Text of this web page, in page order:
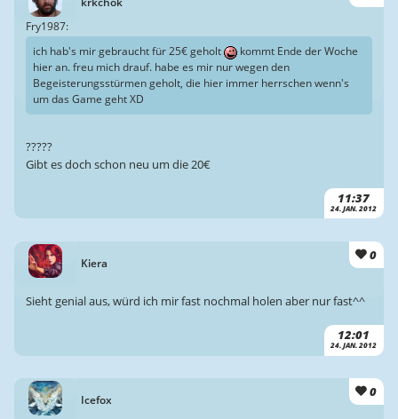
11:37
24. JAN. 2012
Fry1987:
ich hab's mir gebraucht für 25€ geholt
kommt Ende der Woche
hier an. freu mich drauf. habe es mir nur wegen den
Begeisterungsstürmen geholt, die hier immer herrschen wenn's
um das Game geht XD
?????
Gibt es doch schon neu um die 20€
Kiera
0
12:01
24. JAN. 2012
Sieht genial aus, würd ich mir fast nochmal holen aber nur fast^^
Icefox
0